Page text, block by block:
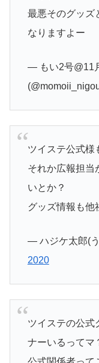
最悪そのグッズ
なりますよー
— もい2号@11
ツイステ公式様
それか広報担当
いとか？
グッズ情報も他
— ハジケ太郎(
2020
ツイステの公式
ナーいるってマ